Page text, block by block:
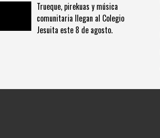
Trueque, pirekuas y música
comunitaria llegan al Colegio
Jesuita este 8 de agosto.